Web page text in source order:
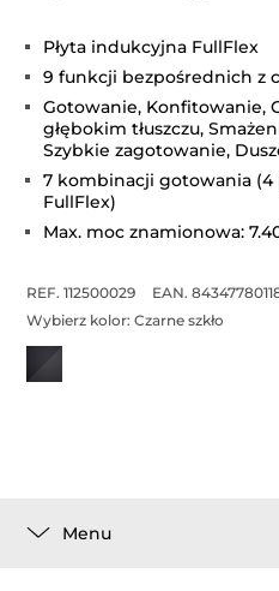
Płyta indukcyjna FullFlex
9 funkcji bezpośrednich z
Gotowanie, Konfitowanie,
głębokim tłuszczu,
Szybkie zagotowanie,
7 kombinacji gotowania (4
FullFlex)
Max. moc znamionowa:
REF. 112500029
EAN.
Wybierz kolor:Czarne szkło
Menu